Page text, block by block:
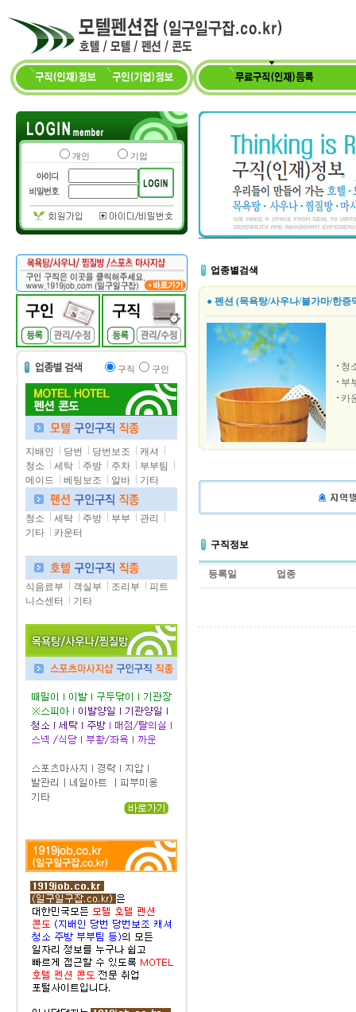
개인 기업
구직 구인
지배인 당번 당번보조
캐셔
청소
세탁 주방 주차
부부팀
메이드
베팅보조 알바 기타
청소 세탁 주방 부부
관리
기타
카운터
식음료부 객실부 조리부
피트
니스센터
기타
업종별검색
● 펜션 (목욕탕/사우나/불가마/한증
청
부
카
구직정보
등록일 업종